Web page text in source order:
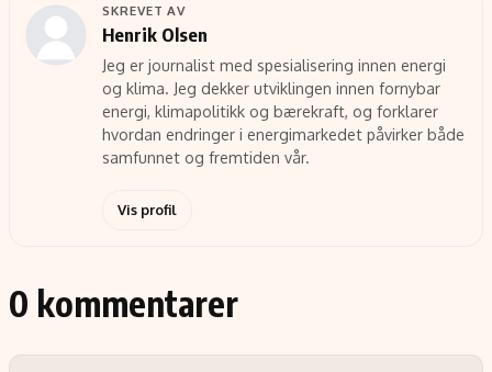
SKREVET AV
Henrik Olsen
Jeg er journalist med spesialisering innen energi
og klima. Jeg dekker utviklingen innen fornybar
energi, klimapolitikk og bærekraft, og forklarer
hvordan endringer i energimarkedet påvirker både
samfunnet og fremtiden vår.
Vis profil
0 kommentarer